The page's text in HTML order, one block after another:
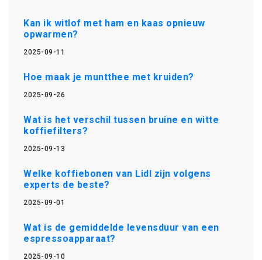
Kan ik witlof met ham en kaas opnieuw
opwarmen?
2025-09-11
Hoe maak je muntthee met kruiden?
2025-09-26
Wat is het verschil tussen bruine en witte
koffiefilters?
2025-09-13
Welke koffiebonen van Lidl zijn volgens
experts de beste?
2025-09-01
Wat is de gemiddelde levensduur van een
espressoapparaat?
2025-09-10